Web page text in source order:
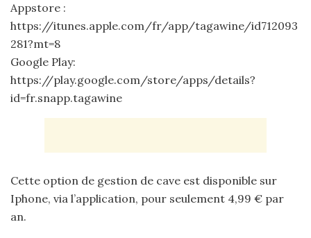
Appstore :
https://itunes.apple.com/fr/app/tagawine/id712093
281?mt=8
Google Play:
https://play.google.com/store/apps/details?
id=fr.snapp.tagawine
Cette option de gestion de cave est disponible sur
Iphone, via l’application, pour seulement 4,99 € par
an.